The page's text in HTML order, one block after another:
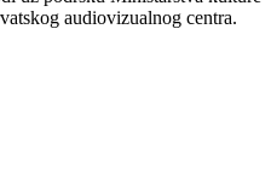
audiovizualnog centra.